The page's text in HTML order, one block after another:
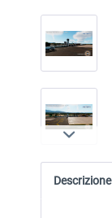
Descrizione